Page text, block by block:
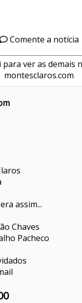
Comente a notícia
para ver as demais
montesclaros.com
assim...
Chaves
Pacheco